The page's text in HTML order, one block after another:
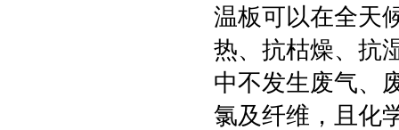
温板可以在全天
热、抗枯燥、抗
中不发生废气、
氯及纤维，且化